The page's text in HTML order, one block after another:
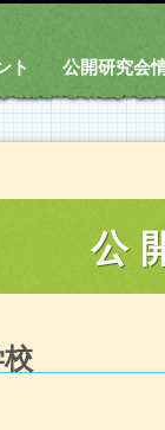
ト 公開研究会
公